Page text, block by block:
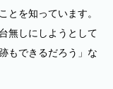
を知っています。
無しにしようとして
もできるだろう」な